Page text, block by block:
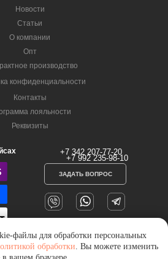
Новости
Статьи
О компании
производство
Опт
Контакты
+7 992 235-98-10
+7 342 207-77-20
ЗАДАТЬ ВОПРОС
конфиденциальности
лояльности
Реквизиты
файлы для обработки персональных
обработки. Вы можете изменить